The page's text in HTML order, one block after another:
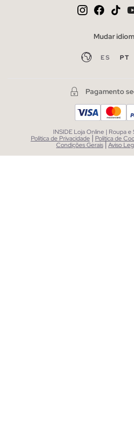
Mudar
ES PT
Pagamento
INSIDE Loja Online | Roupa e
Política de Privacidade | Política de
Condições Gerais|Aviso